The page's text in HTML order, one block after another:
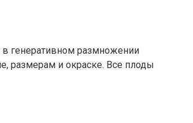
генеративном размножении
размерам и окраске. Все плоды